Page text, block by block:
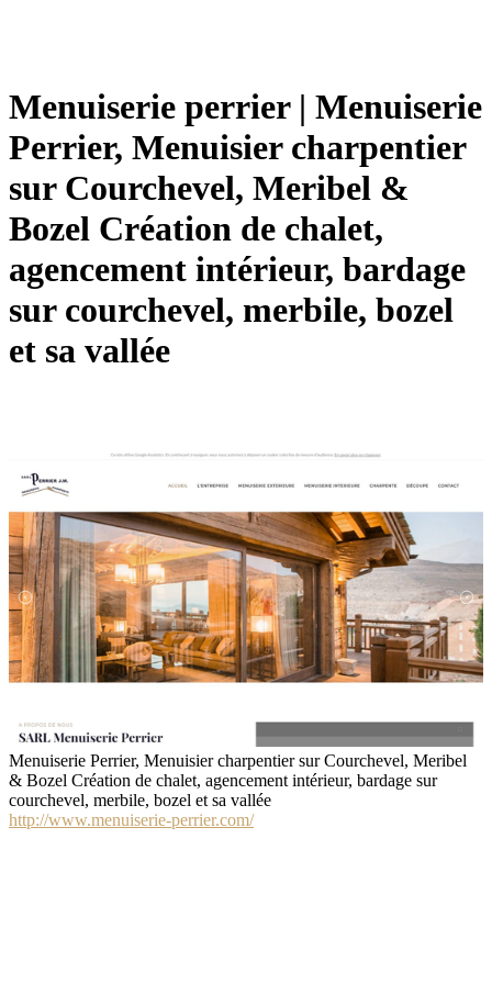
Menuiserie perrier | Menuiserie
Perrier, Menuisier charpentier
sur Courchevel, Meribel &
Bozel Création de chalet,
agencement intérieur, bardage
sur courchevel, merbile, bozel
et sa vallée
Menuiserie Perrier, Menuisier charpentier sur Courchevel, Meribel
& Bozel Création de chalet, agencement intérieur, bardage sur
courchevel, merbile, bozel et sa vallée
http://www.menuiserie-perrier.com/